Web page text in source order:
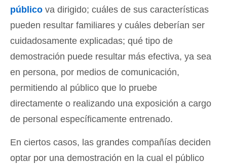
público va dirigido; cuáles de sus características
pueden resultar familiares y cuáles deberían ser
cuidadosamente explicadas; qué tipo de
demostración puede resultar más efectiva, ya sea
en persona, por medios de comunicación,
permitiendo al público que lo pruebe
directamente o realizando una exposición a cargo
de personal específicamente entrenado.
En ciertos casos, las grandes compañías deciden
optar por una demostración en la cual el público